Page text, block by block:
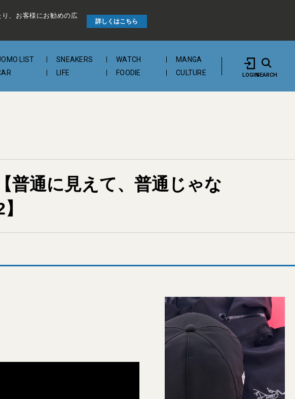
、お客様にお勧めの広
詳しくはこちら
LIST SNEAKERS WATCH
MANGA
LIFE FOODIE CULTURE LOGINSEARCH
普通に見えて、普通じゃな